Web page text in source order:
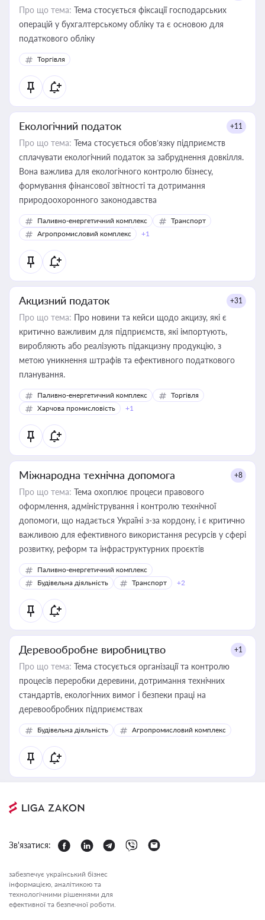
Про що тема: Тема стосується фіксації господарських
операцій у бухгалтерському обліку та є основою для
податкового обліку
Торгівля
Екологічний податок +11
Про що тема: Тема стосується обов’язку підприємств
сплачувати екологічний податок за забруднення довкілля.
Вона важлива для екологічного контролю бізнесу,
формування фінансової звітності та дотримання
природоохоронного законодавства
Паливно-енергетичний комплекс
Транспорт
Агропромисловий комплекс
+1
Акцизний податок +31
Про що тема: Про новини та кейси щодо акцизу, які є
критично важливим для підприємств, які імпортують,
виробляють або реалізують підакцизну продукцію, з
метою уникнення штрафів та ефективного податкового
планування.
Паливно-енергетичний комплекс
Торгівля
Харчова промисловість
+1
Міжнародна технічна допомога +8
Про що тема: Тема охоплює процеси правового
оформлення, адміністрування і контролю технічної
допомоги, що надається Україні з-за кордону, і є критично
важливою для ефективного використання ресурсів у сфері
розвитку, реформ та інфраструктурних проєктів
Паливно-енергетичний комплекс
Будівельна діяльність
Транспорт +2
Деревообробне виробництво +1
Про що тема: Тема стосується організації та контролю
процесів переробки деревини, дотримання технічних
стандартів, екологічних вимог і безпеки праці на
деревообробних підприємствах
Будівельна діяльність Агропромисловий комплекс
Зв'язатися:
забезпечує український бізнес
інформацією, аналітикою та
технологічними рішеннями для
ефективної та безпечної роботи.